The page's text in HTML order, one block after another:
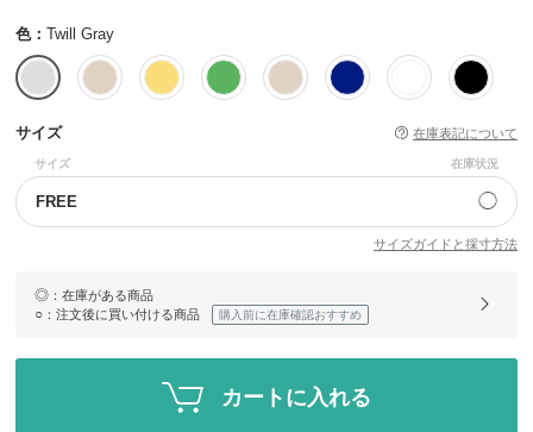
色： Twill Gray
サイズ 在庫表記について
サイズ 在庫状況
FREE ◯
サイズガイドと採寸方法
◎ ：在庫がある商品
○ ：注文後に買い付ける商品 購入前に在庫確認おすすめ
カートに入れる